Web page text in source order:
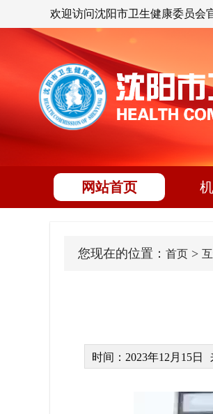
欢迎访问沈阳市卫生健康委员会
网站首页
您现在的位置： 首页 >
时间：2023年12月15日